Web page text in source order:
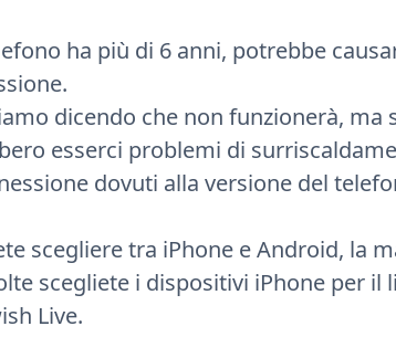
ha più di 6 anni, potrebbe
dicendo che non funzionerà, ma
esserci problemi di
dovuti alla versione del
scegliere tra iPhone e Android, la
scegliete i dispositivi iPhone per il
Live.